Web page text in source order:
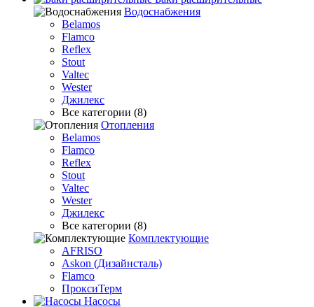
Водоснабжения
Belamos
Flamco
Reflex
Stout
Valtec
Wester
Джилекс
Все категории (8)
Отопления
Belamos
Flamco
Reflex
Stout
Valtec
Wester
Джилекс
Все категории (8)
Комплектующие
AFRISO
Askon (Дизайнсталь)
Flamco
ПроксиТерм
Насосы